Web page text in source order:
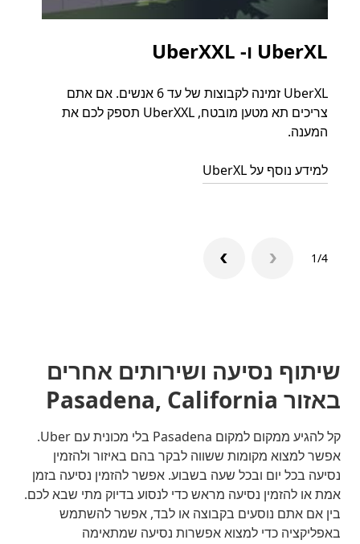
UberXL ו- UberXXL
UberXL זמינה לקבוצות של עד 6 אנשים. אם אתם
צריכים תא מטען מובטח, UberXXL תספק לכם את
המענה.
למידע נוסף על UberXL
1/4
שיתוף נסיעה ושירותים אחרים
באזור Pasadena, California
קל להגיע ממקום למקום Pasadena בלי מכונית עם Uber.
אפשר למצוא מקומות ששווה לבקר בהם באיזור ולהזמין
נסיעה בכל יום ובכל שעה בשבוע. אפשר להזמין נסיעה בזמן
אמת או להזמין נסיעה מראש כדי לנסוע בדיוק מתי שבא לכם.
בין אם אתם נוסעים בקבוצה או לבד, אפשר להשתמש
באפליקציה כדי למצוא אפשרות נסיעה שמתאימה